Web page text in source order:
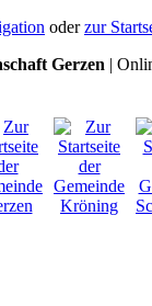
oderzur
Gerzen |